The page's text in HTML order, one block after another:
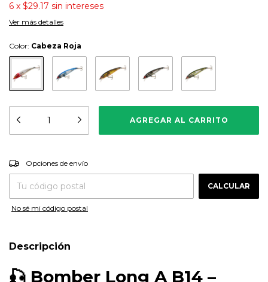
6 x $29.17 sin intereses
Ver más detalles
Color: Cabeza Roja
Entregas para el CP:
Opciones de envío
CALCULAR
No sé mi código postal
Descripción
🎣 Bomber Long A B14 –